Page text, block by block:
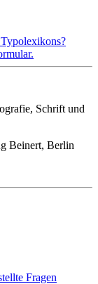
Schrift und
Beinert, Berlin
Fragen